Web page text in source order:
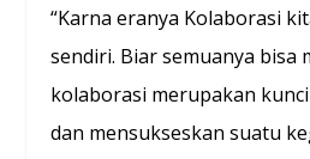
“Karna eranya Kolaborasi
sendiri. Biar semuanya bisa
kolaborasi merupakan
dan mensukseskan suatu